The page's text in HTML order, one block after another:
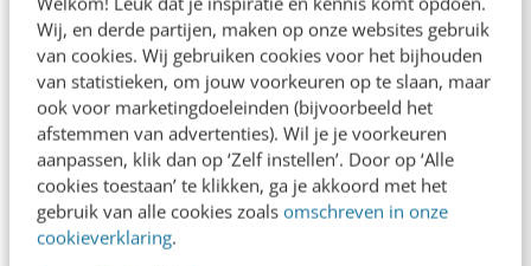
Wij, en derde partijen, maken op onze websites gebruik
van cookies. Wij gebruiken cookies voor het bijhouden
van statistieken, om jouw voorkeuren op te slaan, maar
ook voor marketingdoeleinden (bijvoorbeeld het
afstemmen van advertenties). Wil je je voorkeuren
aanpassen, klik dan op ‘Zelf instellen’. Door op ‘Alle
cookies toestaan’ te klikken, ga je akkoord met het
gebruik van alle cookies zoals omschreven in onze
cookieverklaring.
In 2,5 uur van Google-first naar AI-first: zo wordt je
content beter gevonden. Schrijf je in en bekijk
direct.
Meer weten